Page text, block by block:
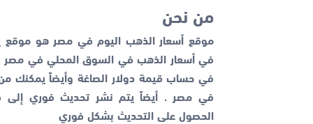
من نحن
موقع أسعار الذهب اليوم في مصر هو موقع
في أسعار الذهب في السوق المحلي في مصر
في حساب قيمة دولار الصاغة وأيضاً يمكنك
في مصر . أيضاً يتم نشر تحديث فوري إلى
الحصول على التحديث بشكل فوري